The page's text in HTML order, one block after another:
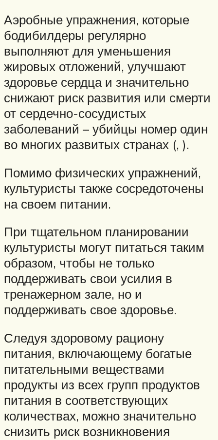
Аэробные упражнения, которые
бодибилдеры регулярно
выполняют для уменьшения
жировых отложений, улучшают
здоровье сердца и значительно
снижают риск развития или смерти
от сердечно-сосудистых
заболеваний – убийцы номер один
во многих развитых странах (, ).
Помимо физических упражнений,
культуристы также сосредоточены
на своем питании.
При тщательном планировании
культуристы могут питаться таким
образом, чтобы не только
поддерживать свои усилия в
тренажерном зале, но и
поддерживать свое здоровье.
Следуя здоровому рациону
питания, включающему богатые
питательными веществами
продукты из всех групп продуктов
питания в соответствующих
количествах, можно значительно
снизить риск возникновения